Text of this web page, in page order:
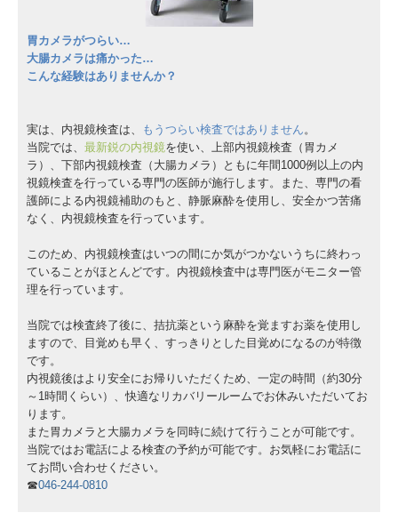
胃カメラがつらい…
大腸カメラは痛かった…
こんな経験はありませんか？
実は、内視鏡検査は、 もうつらい検査ではありません。
当院では、 最新鋭の内視鏡を使い、上部内視鏡検査（胃カメ
ラ）、下部内視鏡検査（大腸カメラ）ともに年間1000例以上の内
視鏡検査を行っている専門の医師が施行します。また、専門の看
護師による内視鏡補助のもと、静脈麻酔を使用し、安全かつ苦痛
なく、内視鏡検査を行っています。
このため、内視鏡検査はいつの間にか気がつかないうちに終わっ
ていることがほとんどです。内視鏡検査中は専門医がモニター管
理を行っています。
当院では検査終了後に、拮抗薬という麻酔を覚ますお薬を使用し
ますので、目覚めも早く、すっきりとした目覚めになるのが特徴
です。
内視鏡後はより安全にお帰りいただくため、一定の時間（約30分
～1時間くらい）、快適なリカバリールームでお休みいただいてお
ります。
また胃カメラと大腸カメラを同時に続けて行うことが可能です。
当院ではお電話による検査の予約が可能です。お気軽にお電話に
てお問い合わせください。
☎046-244-0810